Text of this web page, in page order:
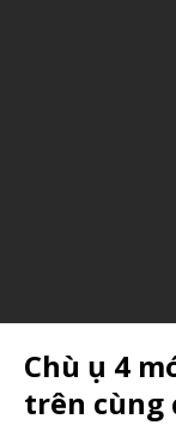
Chù ụ 4
trên cùng